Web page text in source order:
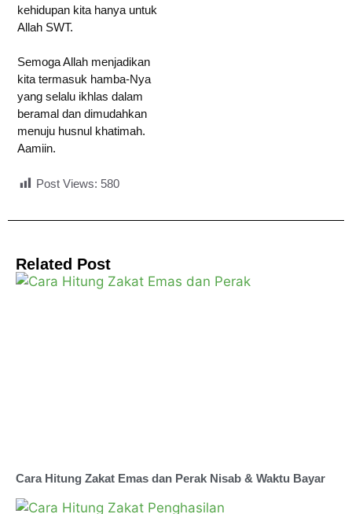
kehidupan kita hanya untuk
Allah SWT.
Semoga Allah menjadikan
kita termasuk hamba-Nya
yang selalu ikhlas dalam
beramal dan dimudahkan
menuju husnul khatimah.
Aamiin.
Post Views: 580
Related Post
Cara Hitung Zakat Emas dan Perak Nisab & Waktu Bayar